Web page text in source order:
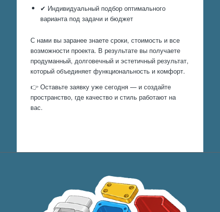
✔ Индивидуальный подбор оптимального
варианта под задачи и бюджет
С нами вы заранее знаете сроки, стоимость и все
возможности проекта. В результате вы получаете
продуманный, долговечный и эстетичный результат,
который объединяет функциональность и комфорт.
👉 Оставьте заявку уже сегодня — и создайте
пространство, где качество и стиль работают на
вас.